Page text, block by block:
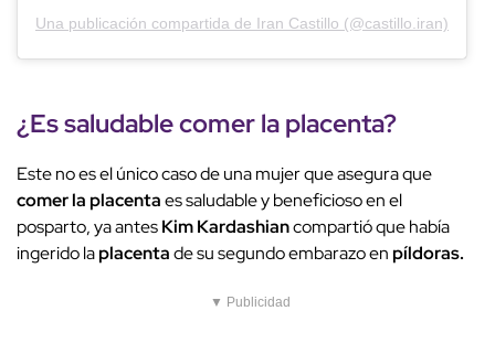
Una publicación compartida de Iran Castillo (@castillo.iran)
¿Es saludable comer la placenta?
Este no es el único caso de una mujer que asegura que
comer la placentaes saludable y beneficioso en el
posparto, ya antesKim Kardashiancompartió que había
ingerido laplacentade su segundo embarazo enpíldoras.
▼ Publicidad